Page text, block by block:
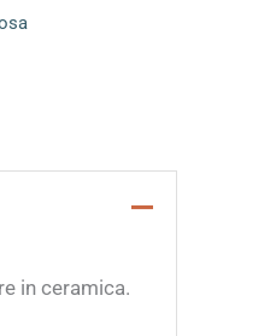
in ceramica.